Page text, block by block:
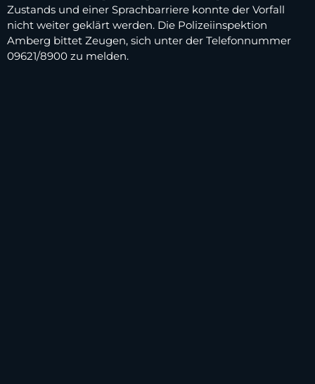
Zustands und einer Sprachbarriere konnte der Vorfall
nicht weiter geklärt werden. Die Polizeiinspektion
Amberg bittet Zeugen, sich unter der Telefonnummer
09621/8900 zu melden.